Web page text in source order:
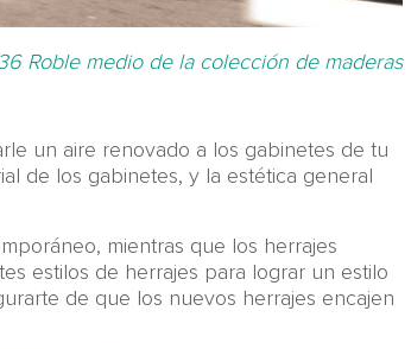
Roble medio de la colección de maderas
un aire renovado a los gabinetes de tu
de los gabinetes, y la estética general
mientras que los herrajes
estilos de herrajes para lograr un estilo
de que los nuevos herrajes encajen